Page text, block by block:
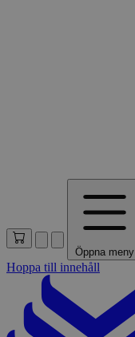
Öppna meny
Hoppa till innehåll